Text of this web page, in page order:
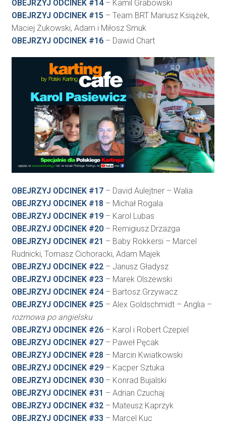
OBEJRZYJ ODCINEK #14– Kamil Grabowski
OBEJRZYJ ODCINEK #15 – Team BRT Mariusz Książek,
Maciej Żukowski, Adam i Miłosz Smuk
OBEJRZYJ ODCINEK #16– Dawid Chart
OBEJRZYJ ODCINEK #17– David Aulejtner – Walia
OBEJRZYJ ODCINEK #18 – Michał Rogala
OBEJRZYJ ODCINEK #19 – Karol Lubas
OBEJRZYJ ODCINEK #20– Remigiusz Drzazga
OBEJRZYJ ODCINEK #21 – Baby Rokkersi – Marcel
Rudnicki, Tomasz Cichoracki, Adam Majek
OBEJRZYJ ODCINEK #22– Janusz Gładysz
OBEJRZYJ ODCINEK #23 – Marek Olszewski
OBEJRZYJ ODCINEK #24– Bartosz Grzywacz
OBEJRZYJ ODCINEK #25 – Alex Goldschmidt – Anglia –
rozmowa po angielsku
OBEJRZYJ ODCINEK #26– Karol i Robert Czepiel
OBEJRZYJ ODCINEK #27– Paweł Pęcak
OBEJRZYJ ODCINEK #28 – Marcin Kwiatkowski
OBEJRZYJ ODCINEK #29– Kacper Sztuka
OBEJRZYJ ODCINEK #30– Konrad Bujalski
OBEJRZYJ ODCINEK #31 – Adrian Czuchaj
OBEJRZYJ ODCINEK #32– Mateusz Kaprzyk
OBEJRZYJ ODCINEK #33 – Marcel Kuc